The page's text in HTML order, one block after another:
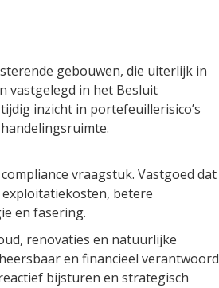
gebouwen, die uiterlijk in
vastgelegd in het Besluit
inzicht in portefeuillerisico’s
vraagstuk. Vastgoed dat
betere
en fasering.
renovaties en natuurlijke
en financieel verantwoord
bijsturen en strategisch